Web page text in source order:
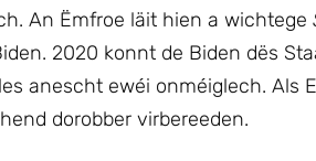
An Ëmfroe läit hien a wichtege
2020 konnt de Biden dës
anescht ewéi onméiglech. Als
dorobber virbereeden.